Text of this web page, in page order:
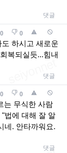
댓글
0 0
하시고 새로운
복되실듯...힘내
댓글
0 0
는 무식한 사람
법에 대해 잘 알
네. 안타까워요.
댓글